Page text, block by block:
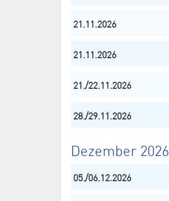
21.11.2026
21.11.2026
21./22.11.2026
28./29.11.2026
Dezember 2026
05./06.12.2026